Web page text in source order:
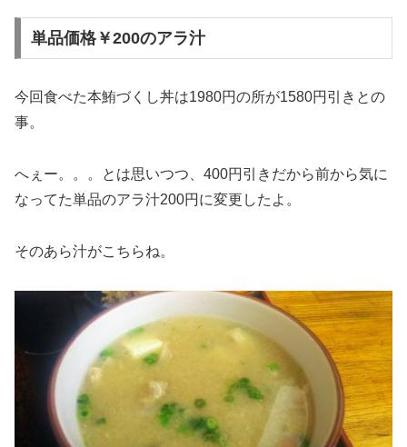
単品価格￥200のアラ汁
今回食べた本鮪づくし丼は1980円の所が1580円引きとの
事。
へぇー。。。とは思いつつ、400円引きだから前から気に
なってた単品のアラ汁200円に変更したよ。
そのあら汁がこちらね。